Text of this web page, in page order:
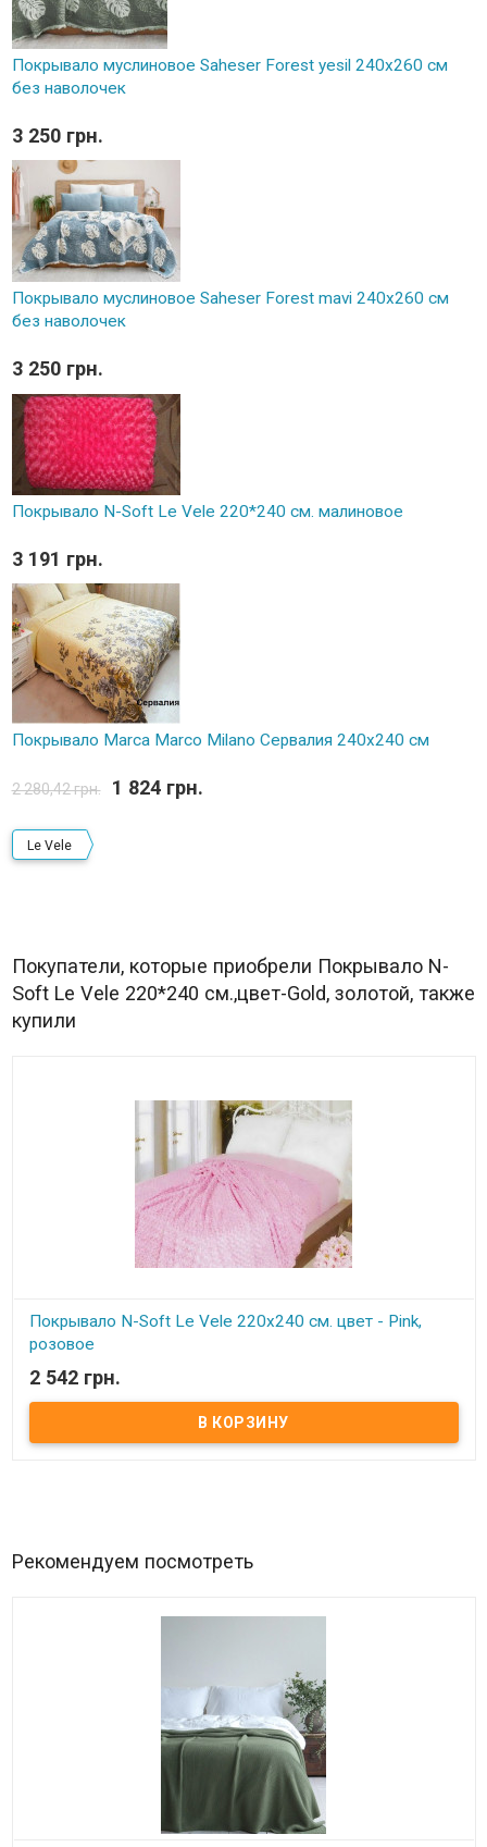
Покрывало муслиновое Saheser Forest yesil 240x260 см
без наволочек
3 250 грн.
Покрывало муслиновое Saheser Forest mavi 240x260 см
без наволочек
3 250 грн.
Покрывало N-Soft Le Vele 220*240 см. малиновое
3 191 грн.
Покрывало Marca Marco Milano Сервалия 240х240 см
2 280,42 грн. 1 824 грн.
Le Vele
Покупатели, которые приобрели Покрывало N-
Soft Le Vele 220*240 см.,цвет-Gold, золотой, также
купили
Покрывало N-Soft Le Vele 220x240 см. цвет - Pink,
розовое
В наличии
Покрывало N-Soft Le Vele 220x240 см. цвет - Pink, розовое​ Размер:
220х240 см. Мягкое покрывало с эффектом розочек. Материал:
микрофибра N-soft. Производитель: Le Vele (Турция). Цвет:
2 542 грн.
Рекомендуем посмотреть